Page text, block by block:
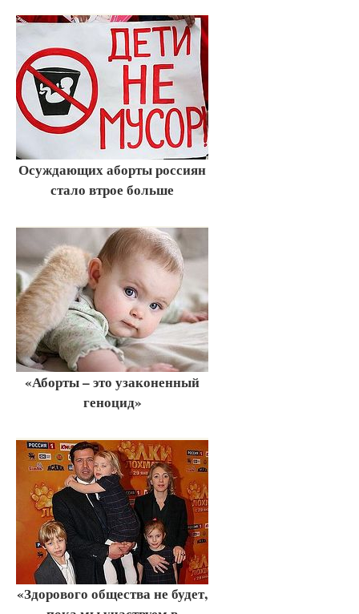
Осуждающих аборты россиян
стало втрое больше
«Аборты – это узаконенный
геноцид»
«Здорового общества не будет,